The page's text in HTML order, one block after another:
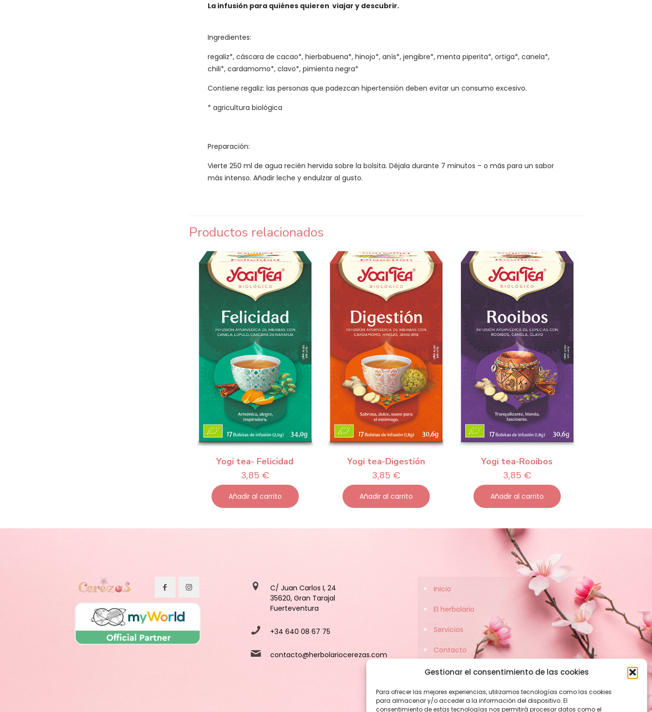
Gestionar el consentimiento de las cookies
Para ofrecer las mejores experiencias, utilizamos tecnologías como las cookies
para almacenar y/o acceder a la información del dispositivo. El
consentimiento de estas tecnologías nos permitirá procesar datos como el
La infusión para quiénes quieren viajar y descubrir.
Ingredientes:
regaliz*, cáscara de cacao*, hierbabuena*, hinojo*, anís*, jengibre*, menta piperita*, ortiga*, canela*,
chili*, cardamomo*, clavo*, pimienta negra*
Contiene regaliz: las personas que padezcan hipertensión deben evitar un consumo excesivo.
* agricultura biológica
Preparación:
Vierte 250 ml de agua recién hervida sobre la bolsita. Déjala durante 7 minutos – o más para un sabor
más intenso. Añadir leche y endulzar al gusto.
Productos relacionados
Yogi tea- Felicidad
3,85 €
Añadir al carrito
Yogi tea-Digestión
3,85 €
Añadir al carrito
Yogi tea-Rooibos
3,85 €
Añadir al carrito
C/ Juan Carlos I, 24
35620, Gran Tarajal
Fuerteventura
+34 640 08 67 75
contacto@herbolariocerezas.com
Inicio
El herbolario
Servicios
Contacto